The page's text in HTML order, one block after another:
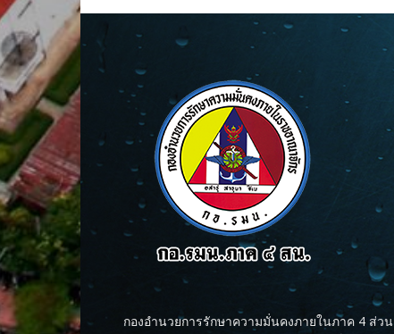
กองอำนวยการรักษาความมั่นคงภายในภาค 4 ส่วน